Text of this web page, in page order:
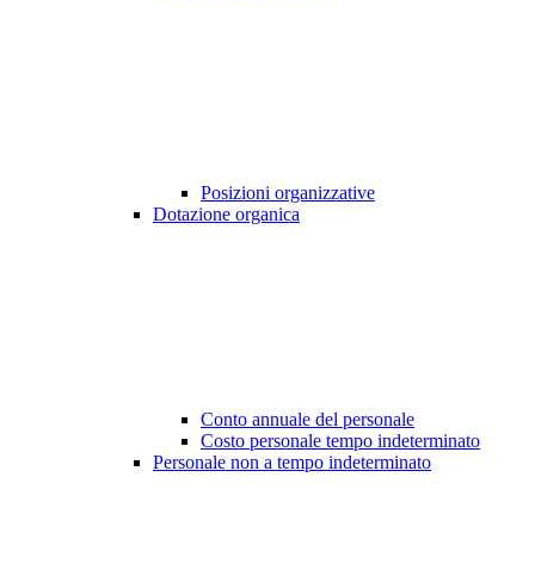
Posizioni organizzative
Dotazione organica
Conto annuale del personale
Costo personale tempo indeterminato
Personale non a tempo indeterminato